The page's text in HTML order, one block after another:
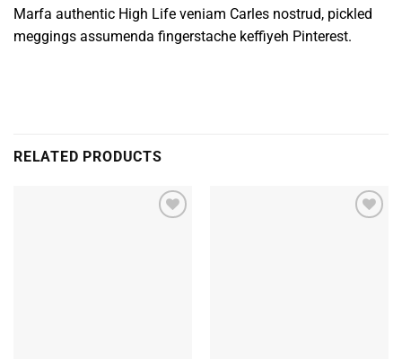
Marfa authentic High Life veniam Carles nostrud, pickled
meggings assumenda fingerstache keffiyeh Pinterest.
RELATED PRODUCTS